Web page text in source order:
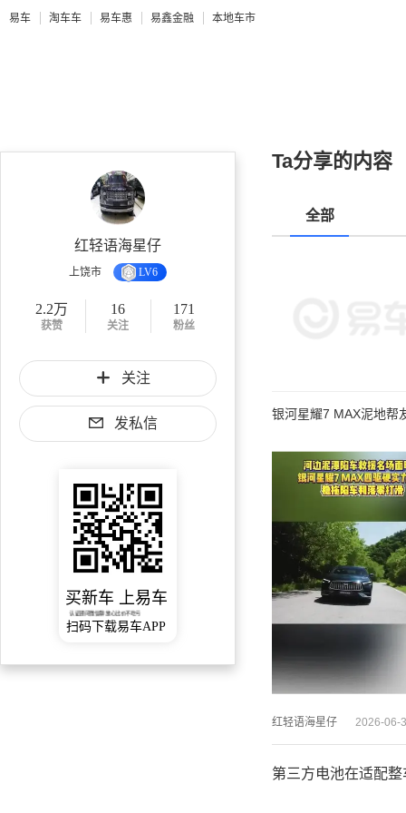
易车 淘车车 易车惠 易鑫金融 本地车市
红轻语海星仔
上饶市 LV6
2.2万
获赞
16
关注
171
粉丝
关注
发私信
买新车 上易车
认证顾问微信聊 放心比价不吃亏
扫码下载易车APP
Ta分享的内容
全部
银河星耀7 MAX泥地帮
红轻语海星仔 2026-06-
第三方电池在适配